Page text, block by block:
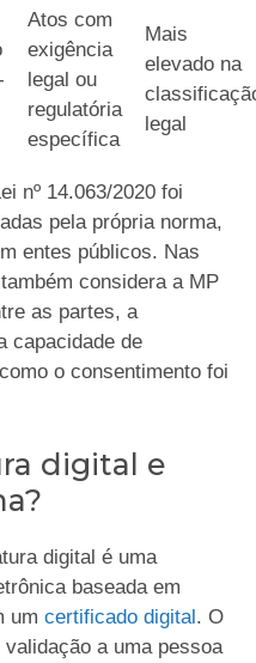
Atos com
exigência
legal ou
regulatória
específica
Mais
elevado na
legal
nº 14.063/2020 foi
pela própria norma,
entes públicos. Nas
considera a MP
as partes, a
capacidade de
o consentimento foi
digital e
digital é uma
baseada em
um certificado digital . O
a uma pessoa